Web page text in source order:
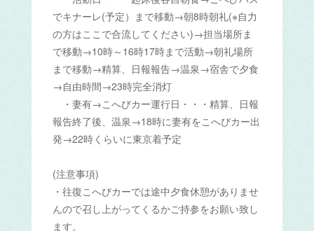
でキナーレ(予定）まで移動→朝8時朝礼(※自力
の方はここで合流してください)→担当場所ま
で移動→10時～16時17時まで活動→朝礼場所
まで移動→精算、日報報告→温泉→宿舎で夕食
→自由時間→23時完全消灯
・妻有→こへびカー運行日・・・精算、日報
報告終了後、温泉→18時に妻有をこへびカー出
発→22時くらいに東京着予定
(注意事項)
・往復こへびカーでは途中夕食休憩がありませ
んので召し上がってくるかご持参をお願い致し
ます。